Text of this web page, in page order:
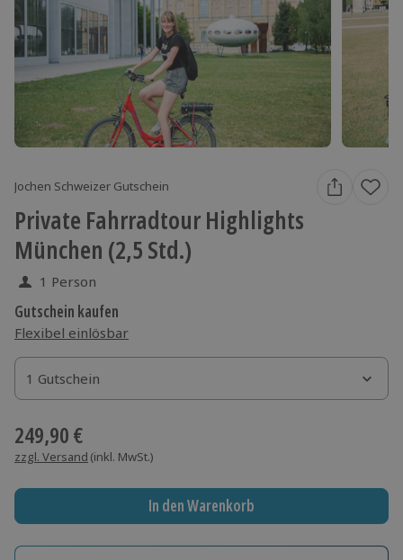
Jochen Schweizer Gutschein
Private Fahrradtour Highlights
München (2,5 Std.)
1 Person
Gutschein kaufen
Flexibel einlösbar
1 Gutschein
1 Gutschein
1 Gutschein
249,90 €
zzgl. Versand (inkl. MwSt.)
In den Warenkorb